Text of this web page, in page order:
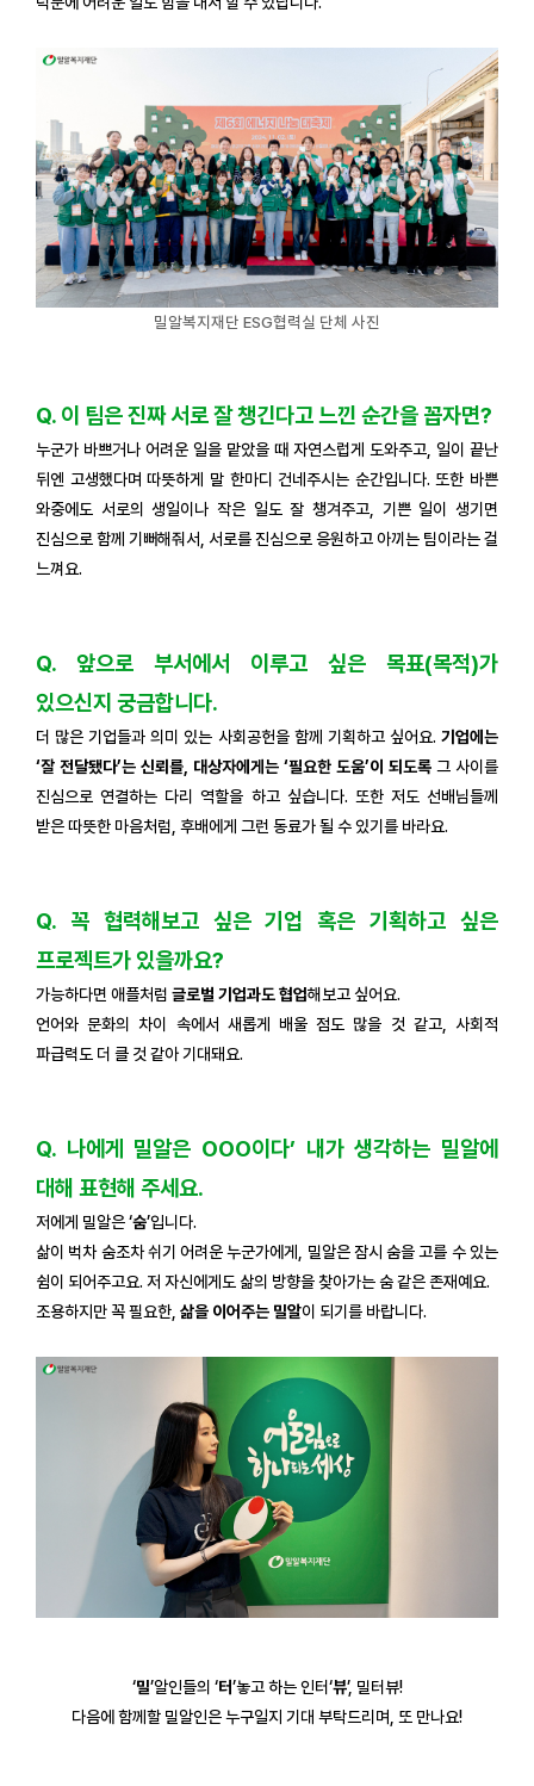
밀알복지재단 ESG협력실 단체 사진
Q. 이 팀은 진짜 서로 잘 챙긴다고 느낀 순간을 꼽자면?
누군가 바쁘거나 어려운 일을 맡았을 때 자연스럽게 도와주고, 일이 끝난
뒤엔 고생했다며 따뜻하게 말 한마디 건네주시는 순간입니다. 또한 바쁜
와중에도 서로의 생일이나 작은 일도 잘 챙겨주고, 기쁜 일이 생기면
진심으로 함께 기뻐해줘서, 서로를 진심으로 응원하고 아끼는 팀이라는 걸
느껴요.
Q. 앞으로 부서에서 이루고 싶은 목표(목적)가
있으신지 궁금합니다.
더 많은 기업들과 의미 있는 사회공헌을 함께 기획하고 싶어요. 기업에는
‘잘 전달됐다’는 신뢰를, 대상자에게는 ‘필요한 도움’이 되도록 그 사이를
진심으로 연결하는 다리 역할을 하고 싶습니다. 또한 저도 선배님들께
받은 따뜻한 마음처럼, 후배에게 그런 동료가 될 수 있기를 바라요.
Q. 꼭 협력해보고 싶은 기업 혹은 기획하고 싶은
프로젝트가 있을까요?
가능하다면 애플처럼 글로벌 기업과도 협업해보고 싶어요.
언어와 문화의 차이 속에서 새롭게 배울 점도 많을 것 같고, 사회적
파급력도 더 클 것 같아 기대돼요.
Q. 나에게 밀알은 OOO이다’ 내가 생각하는 밀알에
대해 표현해 주세요.
저에게 밀알은 ‘숨’입니다.
삶이 벅차 숨조차 쉬기 어려운 누군가에게, 밀알은 잠시 숨을 고를 수 있는
쉼이 되어주고요. 저 자신에게도 삶의 방향을 찾아가는 숨 같은 존재예요.
조용하지만 꼭 필요한, 삶을 이어주는 밀알이 되기를 바랍니다.
‘밀’알인들의 ‘터’놓고 하는 인터‘뷰’, 밀터뷰!
다음에 함께할 밀알인은 누구일지 기대 부탁드리며, 또 만나요!